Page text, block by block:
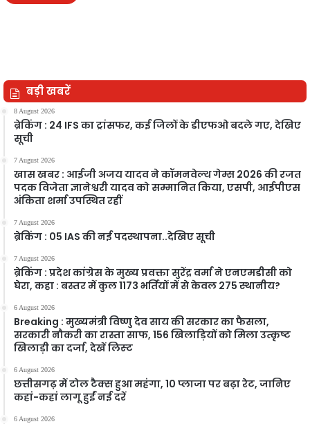
बड़ी खबरें
8 August 2026
ब्रेकिंग : 24 IFS का ट्रांसफर, कई जिलों के डीएफओ बदले गए, देखिए
सूची
7 August 2026
खास खबर : आईजी अजय यादव ने कॉमनवेल्थ गेम्स 2026 की रजत
पदक विजेता ज्ञानेश्वरी यादव को सम्मानित किया, एसपी, आईपीएस
अंकिता शर्मा उपस्थित रहीं
7 August 2026
ब्रेकिंग : 05 IAS की नई पदस्थापना..देखिए सूची
7 August 2026
ब्रेकिंग : प्रदेश कांग्रेस के मुख्य प्रवक्ता सुरेंद्र वर्मा ने एनएमडीसी को
घेरा, कहा : बस्तर में कुल 1173 भर्तियों में से केवल 275 स्थानीय?
6 August 2026
Breaking : मुख्यमंत्री विष्णु देव साय की सरकार का फैसला,
सरकारी नौकरी का रास्ता साफ, 156 खिलाड़ियों को मिला उत्कृष्ट
खिलाड़ी का दर्जा, देखें लिस्‍ट
6 August 2026
छत्तीसगढ़ में टोल टैक्स हुआ महंगा, 10 प्लाजा पर बढ़ा रेट, जानिए
कहां-कहां लागू हुईं नई दरें
6 August 2026